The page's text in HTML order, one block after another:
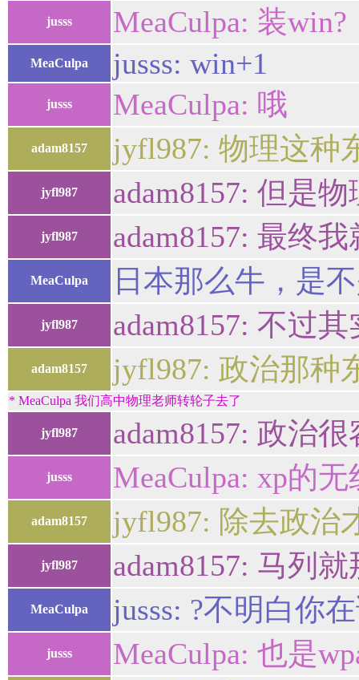
jusss MeaCulpa: 装win?
MeaCulpa jusss: win+1
jusss MeaCulpa: 哦
adam8157 jyfl987: 物理这种
jyfl987 adam8157: 但是
jyfl987 adam8157: 最终
MeaCulpa 日本那么牛，是
jyfl987 adam8157: 不过
adam8157 jyfl987: 政治那种
* MeaCulpa 我们高中物理老师转轮子去了
jyfl987 adam8157: 政治
jusss MeaCulpa: xp的
adam8157 jyfl987: 除去政治
jyfl987 adam8157: 马列
MeaCulpa jusss: ?不明白你
jusss MeaCulpa: 也是